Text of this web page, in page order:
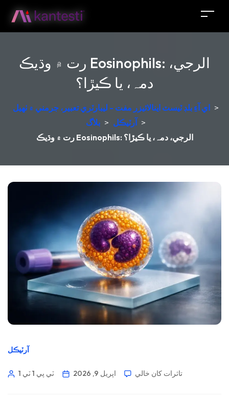
رت ۾ وڌيڪ Eosinophils: الرجي،
دمہ، يا ڪيڙا؟
اي آءِ بلڊ ٽيسٽ اينالائيزر مفت - ليبارٽري تعبير، جرمني ۾ ٺهيل >
بلاگ > آرٽيڪل >
رت ۾ وڌيڪ Eosinophils: الرجي، دمہ، يا ڪيڙا؟
آرٽيڪل
1 ٽي پي 1 ٽي اپريل 9, 2026 تاثرات کان خالي